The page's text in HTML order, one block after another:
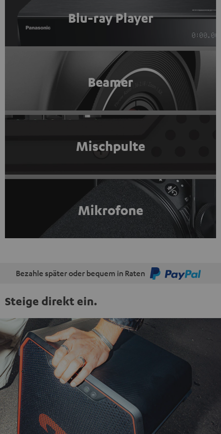
Blu-ray Player
Beamer
Mischpulte
Mikrofone
Bezahle später oder bequem in Raten
Steige direkt ein.